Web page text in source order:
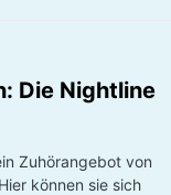
Die Nightline
Zuhörangebot von
können sie sich